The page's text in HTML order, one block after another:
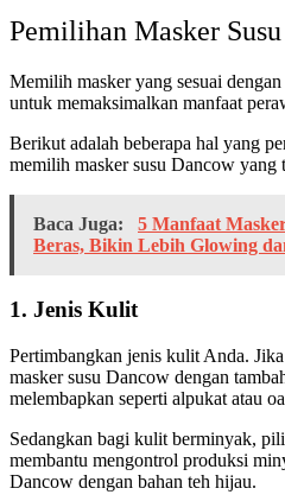
Pemilihan Masker
Memilih masker yang sesuai
untuk memaksimalkan manfaat
Berikut adalah beberapa hal yang
memilih masker susu Dancow yang
Baca Juga:
5 Manfaat
Beras, Bikin Lebih Glowing
1. Jenis Kulit
Pertimbangkan jenis kulit Anda.
masker susu Dancow dengan
melembapkan seperti alpukat atau
Sedangkan bagi kulit berminyak,
membantu mengontrol produksi
Dancow dengan bahan teh hijau.